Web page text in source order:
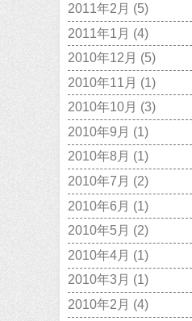
2011年2月 (5)
2011年1月 (4)
2010年12月 (5)
2010年11月 (1)
2010年10月 (3)
2010年9月 (1)
2010年8月 (1)
2010年7月 (2)
2010年6月 (1)
2010年5月 (2)
2010年4月 (1)
2010年3月 (1)
2010年2月 (4)